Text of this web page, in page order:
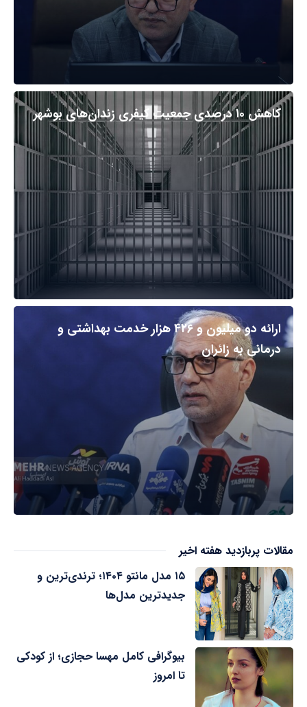
کاهش ۱۰ درصدی جمعیت کیفری زندان‌های بوشهر
ارائه دو میلیون و ۴۲۶ هزار خدمت بهداشتی و
درمانی به زائران
مقالات پربازدید هفته اخیر
۱۵ مدل مانتو ۱۴۰۴؛ ترندی‌ترین و
جدیدترین مدل‌ها
بیوگرافی کامل مهسا حجازی؛ از کودکی
تا امروز